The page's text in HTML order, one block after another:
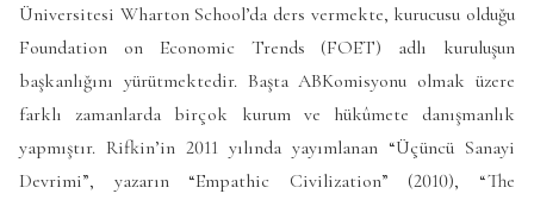
Üniversitesi Wharton School’da ders vermekte, kurucusu olduğu
Foundation on Economic Trends (FOET) adlı kuruluşun
başkanlığını yürütmektedir. Başta ABKomisyonu olmak üzere
farklı zamanlarda birçok kurum ve hükûmete danışmanlık
yapmıştır. Rifkin’in 2011 yılında yayımlanan “Üçüncü Sanayi
Devrimi”, yazarın “Empathic Civilization” (2010), “The